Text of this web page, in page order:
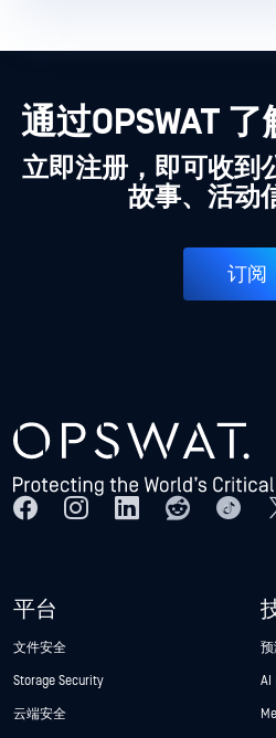
通过OPSWAT
立即注册，即可收到
故事、活动
订阅
平台
文件安全
Storage Security
云端安全
预
AI